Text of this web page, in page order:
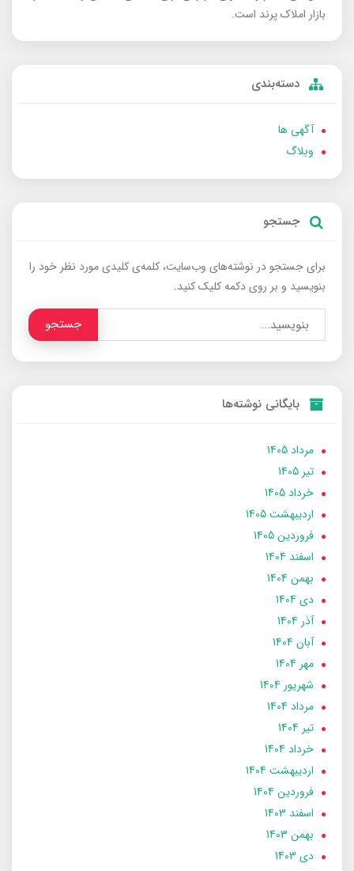
بازار املاک پرند است.
دسته‌بندی
آگهی ها
وبلاگ
جستجو
برای جستجو در نوشته‌های وب‌سایت، کلمه‌ی کلیدی مورد نظر خود را
بنویسید و بر روی دکمه کلیک کنید.
جستجو
بایگانی نوشته‌ها
مرداد 1405
تير 1405
خرداد 1405
ارديبهشت 1405
فروردین 1405
اسفند 1404
بهمن 1404
دی 1404
آذر 1404
آبان 1404
مهر 1404
شهریور 1404
مرداد 1404
تير 1404
خرداد 1404
ارديبهشت 1404
فروردین 1404
اسفند 1403
بهمن 1403
دی 1403